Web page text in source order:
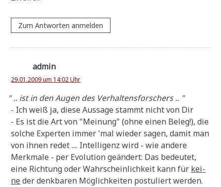
Zum Antworten anmelden
admin
29.01.2009 um 14:02 Uhr
".. ist in den Augen des Verhaltensforschers .. "
- Ich weiß ja, die­se Aus­sa­ge stammt nicht von Dir
- Es ist die Art von "Mei­nung" (ohne einen Beleg!), die
sol­che Exper­ten immer 'mal wie­der sagen, damit man
von ihnen redet .... Intel­li­genz wird - wie ande­re
Merk­ma­le - per Evo­lu­ti­on geän­dert: Das bedeu­tet,
eine Rich­tung oder Wahr­schein­lich­keit kann für kei­
ne der denk­ba­ren Mög­lich­kei­ten postu­liert werden.